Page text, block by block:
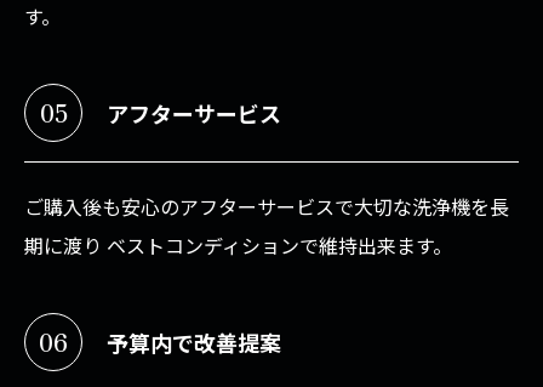
す。
05 アフターサービス
ご購入後も安心のアフターサービスで大切な洗浄機を長
期に渡り ベストコンディションで維持出来ます。
06 予算内で改善提案